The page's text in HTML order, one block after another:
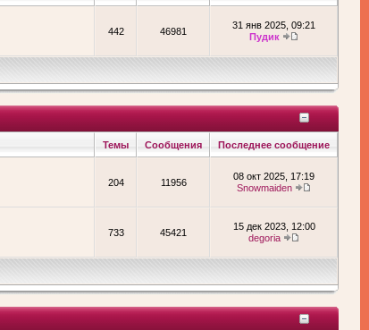
442 46981
31 янв 2025, 09:21
Пудик
Темы Сообщения Последнее сообщение
204 11956
08 окт 2025, 17:19
Snowmaiden
733 45421
15 дек 2023, 12:00
degoria